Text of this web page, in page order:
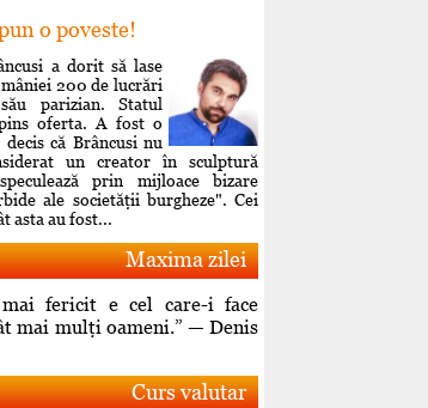
o poveste!
a dorit să lase
200 de lucrări
parizian. Statul
oferta. A fost o
că Brâncusi nu
un creator în sculptură
prin mijloace bizare
ale societăţii burgheze". Cei
asta au fost...
Maxima zilei
mai fericit e cel care-i face
mai mulţi oameni.” — Denis
Curs valutar